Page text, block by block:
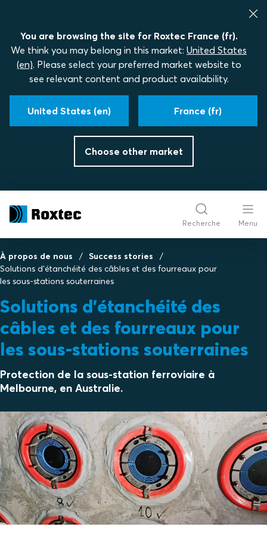
You are browsing the site for Roxtec France (fr).
We think you may belong in this market: United States
(en). Please select your preferred market website to
see relevant content and product availability.
United States (en) France (fr)
Choose other market
Recherche Menu
À propos de nous
Success stories
Solutions d'étanchéité des câbles et des fourreaux pour
les sous-stations souterraines
Solutions d'étanchéité des
câbles et des fourreaux pour
les sous-stations souterraines
Protection de la sous-station ferroviaire à
Melbourne, en Australie.